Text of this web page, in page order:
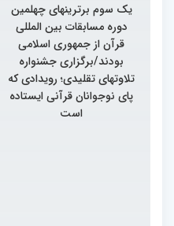
یک سوم برترینهای چهلمین
دوره مسابقات بین المللی
قرآن از جمهوری اسلامی
بودند/برگزاری جشنواره
تلاوتهای تقلیدی؛ رویدادی که
پای نوجوانان قرآنی ایستاده
است